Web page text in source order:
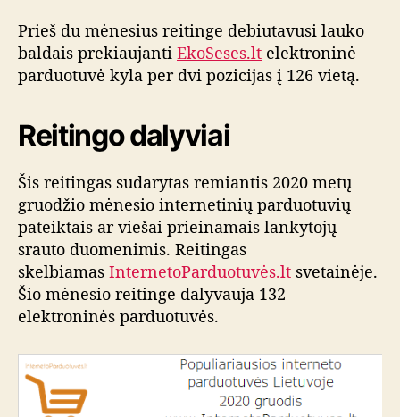
Prieš du mėnesius reitinge debiutavusi lauko
baldais prekiaujanti EkoSeses.lt elektroninė
parduotuvė kyla per dvi pozicijas į 126 vietą.
Reitingo dalyviai
Šis reitingas sudarytas remiantis 2020 metų
gruodžio mėnesio internetinių parduotuvių
pateiktais ar viešai prieinamais lankytojų
srauto duomenimis. Reitingas
skelbiamas InternetoParduotuvės.lt svetainėje.
Šio mėnesio reitinge dalyvauja 132
elektroninės parduotuvės.